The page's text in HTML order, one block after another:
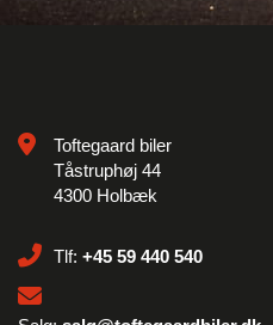
Toftegaard biler
Tåstruphøj 44
4300 Holbæk
Tlf: +45 59 440 540